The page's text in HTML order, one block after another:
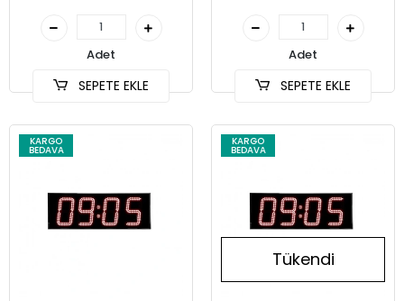
Adet
SEPETE EKLE
Adet
SEPETE EKLE
KARGO
BEDAVA
KARGO
BEDAVA
Tükendi